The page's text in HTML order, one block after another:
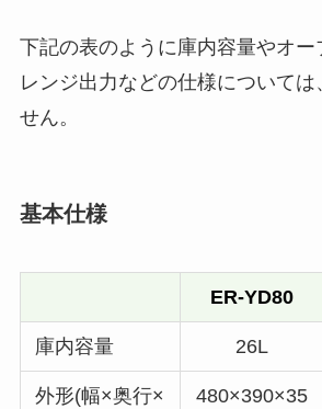
下記の表のように庫内容量やオー
レンジ出力などの仕様については
せん。
基本仕様
ER-YD80
庫内容量 26L
外形(幅×奥行×
480×390×35